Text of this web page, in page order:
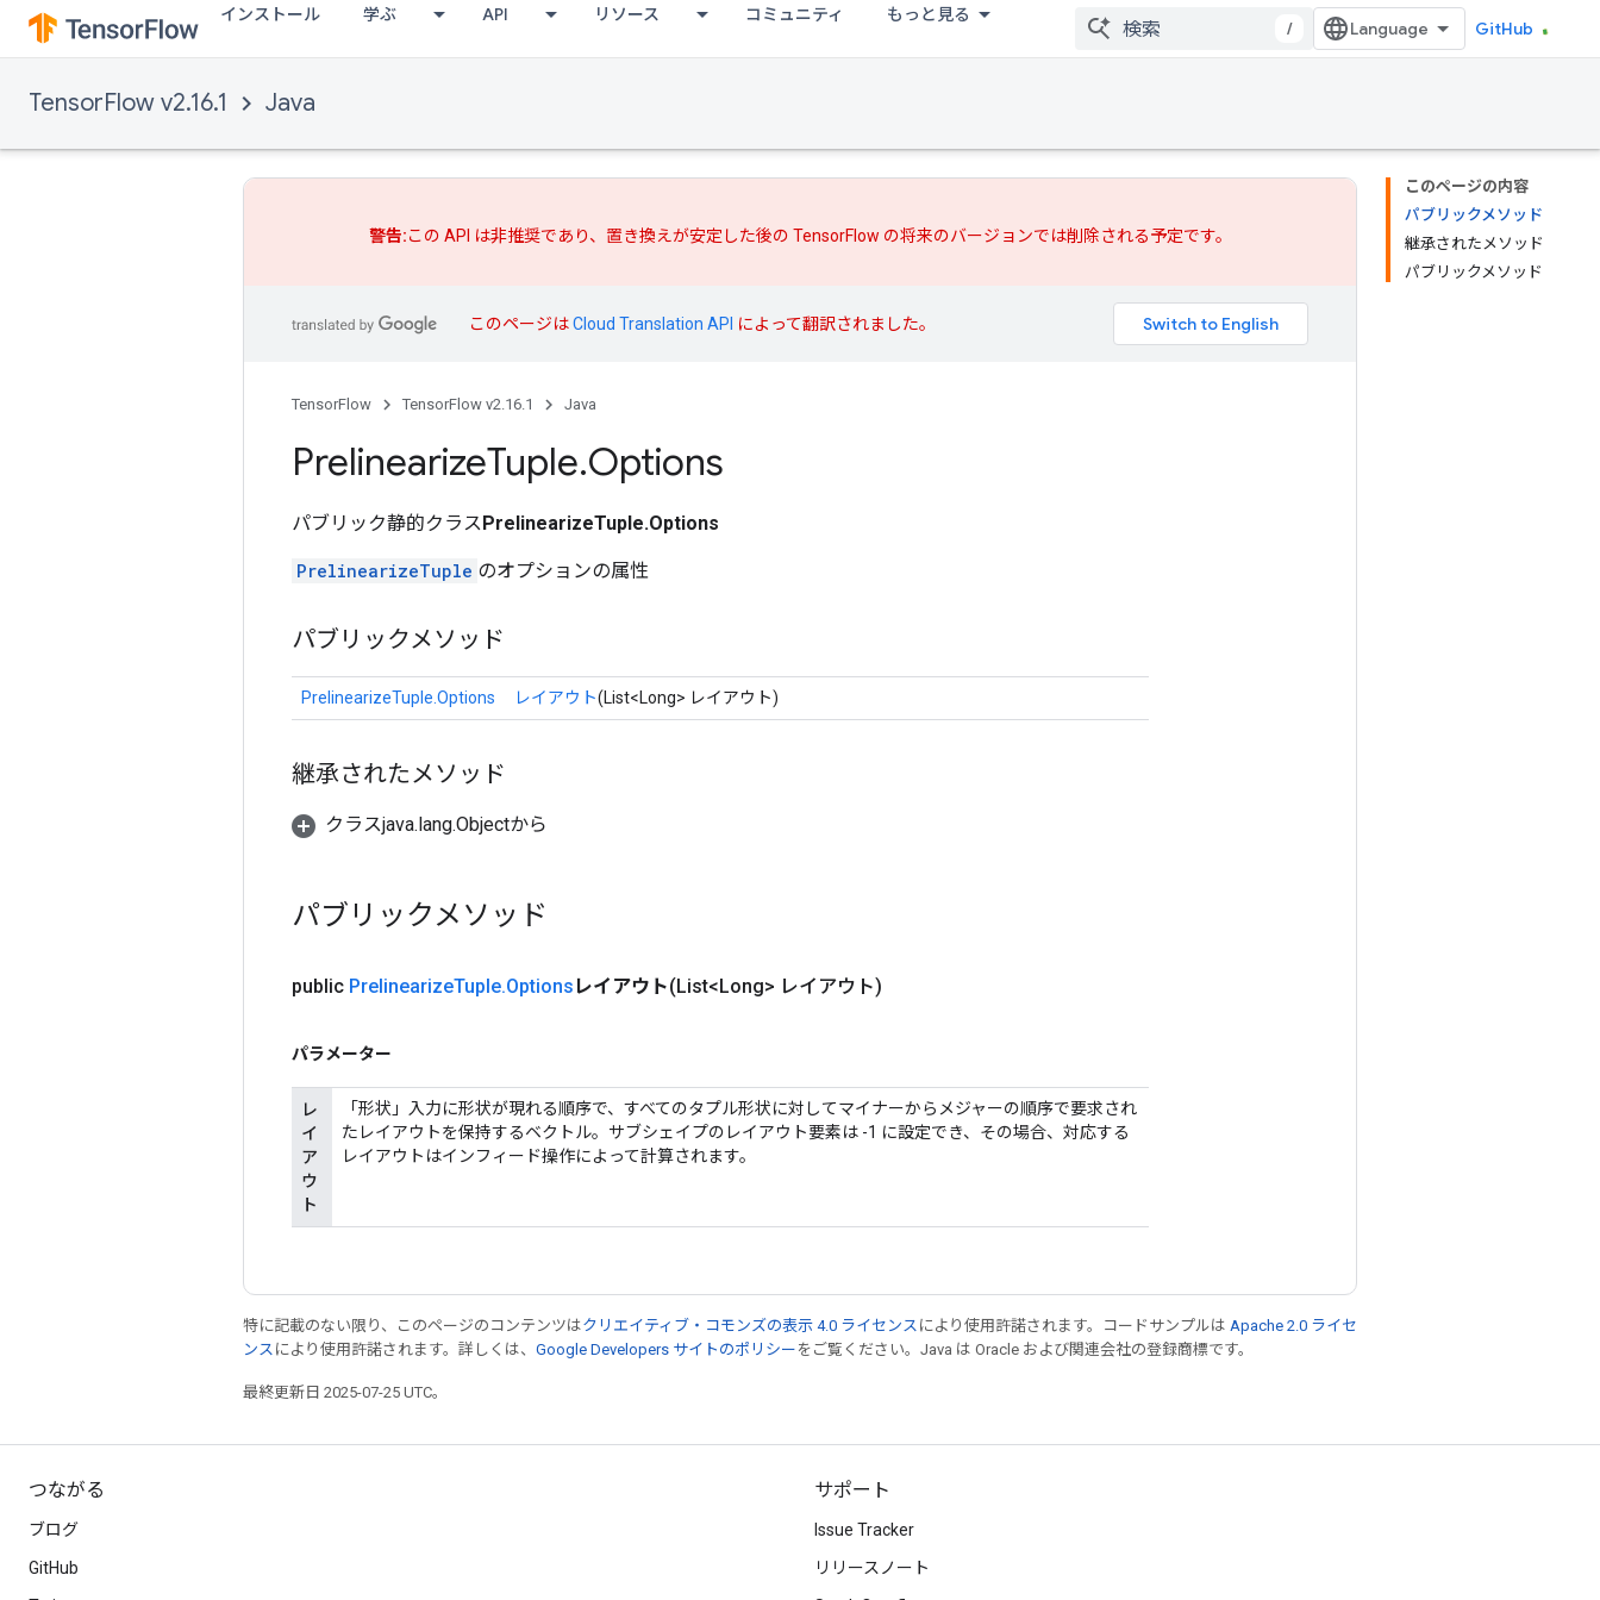
インストール 学ぶ API リソース コミュニティ もっと見る
/ GitHub
TensorFlow v2.16.1 Java
このページの内容
パブリックメソッド
継承されたメソッド
パブリックメソッド
警告:この API は非推奨であり、 置き換えが安定した後の TensorFlow の将来のバージョンでは削除される予定です。
このページはCloud Translation API によって翻訳されました。
TensorFlow TensorFlow v2.16.1 Java
PrelinearizeTuple.Options
パブリック静的クラスPrelinearizeTuple.Options
PrelinearizeTuple のオプションの属性
パブリックメソッド
PrelinearizeTuple.Options レイアウト(List<Long> レイアウト)
継承されたメソッド
クラスjava.lang.Objectから
パブリックメソッド
public PrelinearizeTuple.Options レイアウト(List<Long> レイアウト)
パラメーター
レ
イ
ア
ウ
ト
「形状」入力に形状が現れる順序で、すべてのタプル形状に対してマイナーからメジャーの順序で要求され
たレイアウトを保持するベクトル。サブシェイプのレイアウト要素は -1 に設定でき、その場合、対応する
レイアウトはインフィード操作によって計算されます。
特に記載のない限り、このページのコンテンツはクリエイティブ・コモンズの表示 4.0 ライセンス により使用許諾されます。コードサンプルは Apache 2.0 ライセ
ンス により使用許諾されます。詳しくは、 Google Developers サイトのポリシー をご覧ください。Java は Oracle および関連会社の登録商標です。
最終更新日 2025-07-25 UTC。
つながる
ブログ
GitHub
サポート
Issue Tracker
リリースノート